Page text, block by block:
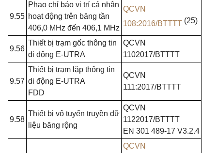
9.55
Phao chỉ báo vị trí cá nhân
hoạt động trên băng tần
406,0 MHz đến 406,1 MHz
QCVN
108:2016/BTTTT (25)
9.56
Thiết bị trạm gốc thông tin
di động E-UTRA
QCVN
1102017/BTTTT
9.57
Thiết bị trạm lặp thông tin
di động E-UTRA
FDD
QCVN
111:2017/BTTTT
9.58
Thiết bị vô tuyến truyền dữ
liệu băng rộng
QCVN
1122017/BTTTT
EN 301 489-17 V3.2.4
QCVN